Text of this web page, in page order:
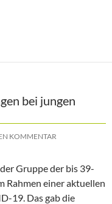
steigen 2021
bei jungen
KOMMENTAR
Gruppe der bis 39-
Rahmen einer aktuellen
19. Das gab die